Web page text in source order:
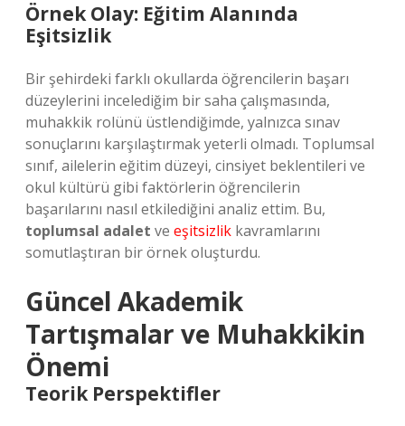
Örnek Olay: Eğitim Alanında
Eşitsizlik
Bir şehirdeki farklı okullarda öğrencilerin başarı
düzeylerini incelediğim bir saha çalışmasında,
muhakkik rolünü üstlendiğimde, yalnızca sınav
sonuçlarını karşılaştırmak yeterli olmadı. Toplumsal
sınıf, ailelerin eğitim düzeyi, cinsiyet beklentileri ve
okul kültürü gibi faktörlerin öğrencilerin
başarılarını nasıl etkilediğini analiz ettim. Bu,
toplumsal adalet ve eşitsizlik kavramlarını
somutlaştıran bir örnek oluşturdu.
Güncel Akademik
Tartışmalar ve Muhakkikin
Önemi
Teorik Perspektifler